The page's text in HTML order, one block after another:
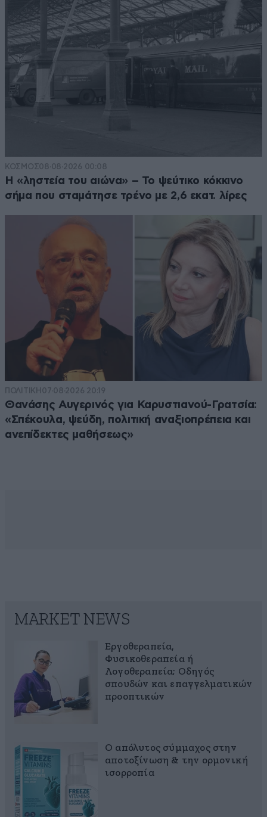
ΚΟΣΜΟΣ08·08·2026 00:08
Η «ληστεία του αιώνα» – Το ψεύτικο κόκκινο
σήμα που σταμάτησε τρένο με 2,6 εκατ. λίρες
ΠΟΛΙΤΙΚΗ 07·08·2026 20:19
Θανάσης Αυγερινός για Καρυστιανού-Γρατσία:
«Σπέκουλα, ψεύδη, πολιτική αναξιοπρέπεια και
ανεπίδεκτες μαθήσεως»
MARKET NEWS
Εργοθεραπεία,
Φυσικοθεραπεία ή
Λογοθεραπεία; Οδηγός
σπουδών και επαγγελματικών
προοπτικών
Ο απόλυτος σύμμαχος στην
αποτοξίνωση & την ορμονική
ισορροπία